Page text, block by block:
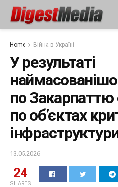
Home Війна в Україні
У результаті
по Закарпаттю
по обʼєктах
13.05.2026
24
SHARES